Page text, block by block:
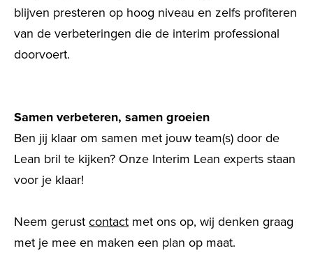
blijven presteren op hoog niveau en zelfs profiteren
van de verbeteringen die de interim professional
doorvoert.
Samen verbeteren, samen groeien
Ben jij klaar om samen met jouw team(s) door de
Lean bril te kijken? Onze Interim Lean experts staan
voor je klaar!
Neem gerust contact met ons op, wij denken graag
met je mee en maken een plan op maat.